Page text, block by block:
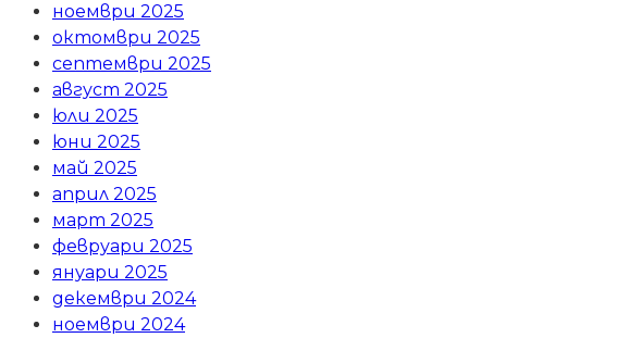
ноември 2025
октомври 2025
септември 2025
август 2025
юли 2025
юни 2025
май 2025
април 2025
март 2025
февруари 2025
януари 2025
декември 2024
ноември 2024